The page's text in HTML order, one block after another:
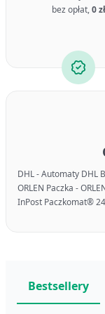
bez opłat,0 zł
DHL - Automaty DHL
ORLEN Paczka -
InPost Paczkomat®
Bestsellery